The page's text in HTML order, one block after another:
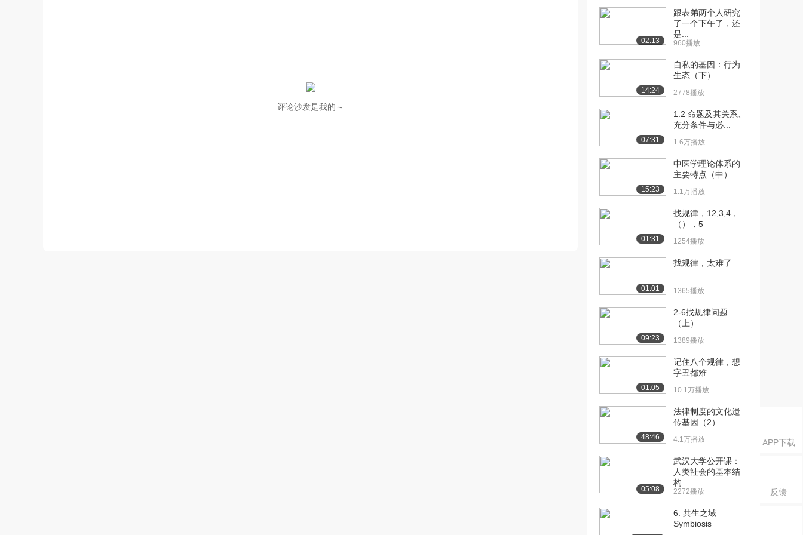
APP下载
反馈
评论沙发是我的～
[10] 全球面临的主要生态
2.0万播放
12:40
[11] 全球面临的主要生态
12:41
[12] 全球面临的主要生态
12:35
[13] 中国面临的主要生态
11:34
[14] 中国面临的主要生态
11:35
[15] 中国面临的主要生态
11:27
[16] 生物多样性（上）
1.9万播放
[17] 生物多样性（中）
[18] 生物多样性（下）
[19] 湿地和淡水生态专题
12:50
[20] 湿地和淡水生态专题
12:51
[21] 湿地和淡水生态专题
（下）
02:13
跟表弟两个人研究
了一个下午了，还
是...
960播放
14:24
自私的基因：行为
生态（下）
2778播放
07:31
1.2 命题及其关系、
充分条件与必...
1.6万播放
15:23
中医学理论体系的
主要特点（中）
1.1万播放
01:31
找规律，12,3,4，
（），5
1254播放
01:01
找规律，太难了
1365播放
09:23
2-6找规律问题
（上）
1389播放
01:05
记住八个规律，想
字丑都难
10.1万播放
48:46
法律制度的文化遗
传基因（2）
4.1万播放
05:08
武汉大学公开课：
人类社会的基本结
构...
2272播放
6. 共生之域
Symbiosis